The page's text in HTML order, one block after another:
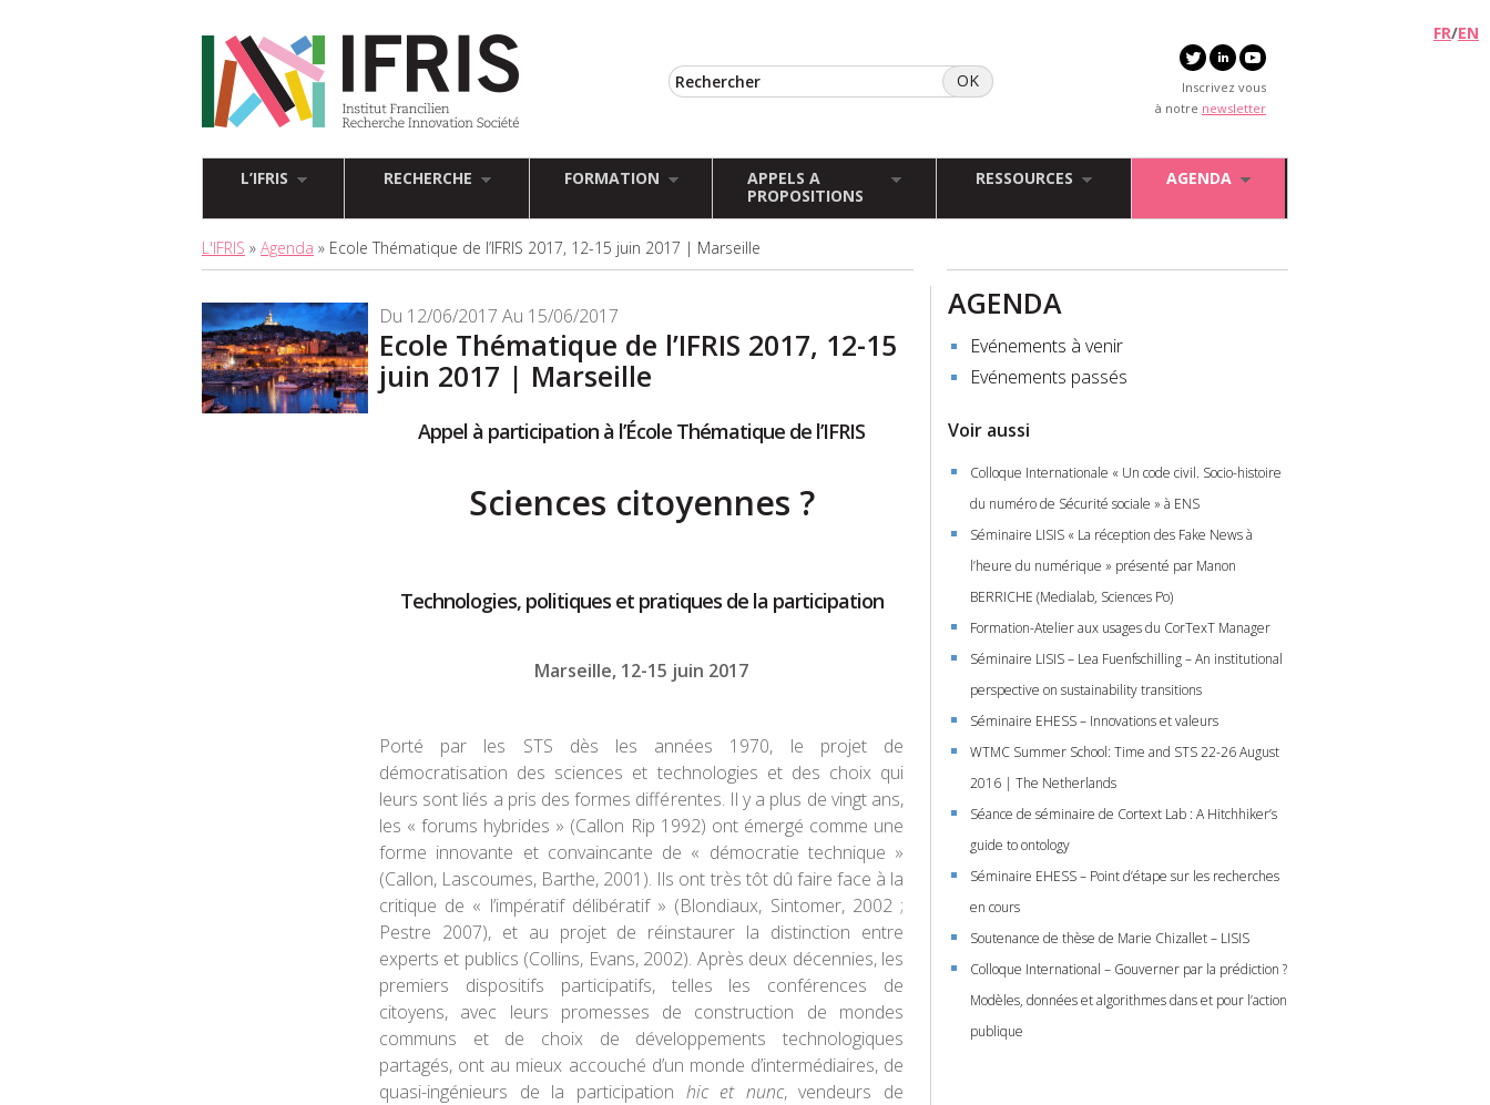
Inscrivez vous
à notre newsletter
FR/EN
L’IFRIS RECHERCHE FORMATION
APPELS A
PROPOSITIONS
RESSOURCES AGENDA
L'IFRIS » Agenda » Ecole Thématique de l’IFRIS 2017, 12-15 juin 2017 | Marseille
Du 12/06/2017 Au 15/06/2017
Ecole Thématique de l’IFRIS 2017, 12-15
juin 2017 | Marseille
Appel à participation à l’École Thématique de l’IFRIS
Sciences citoyennes ?
Technologies, politiques et pratiques de la participation
Marseille, 12-15 juin 2017
Porté par les STS dès les années 1970, le projet de
démocratisation des sciences et technologies et des choix qui
leurs sont liés a pris des formes différentes. Il y a plus de vingt ans,
les « forums hybrides » (Callon Rip 1992) ont émergé comme une
forme innovante et convaincante de « démocratie technique »
(Callon, Lascoumes, Barthe, 2001). Ils ont très tôt dû faire face à la
critique de « l’impératif délibératif » (Blondiaux, Sintomer, 2002 ;
Pestre 2007), et au projet de réinstaurer la distinction entre
experts et publics (Collins, Evans, 2002). Après deux décennies, les
premiers dispositifs participatifs, telles les conférences de
citoyens, avec leurs promesses de construction de mondes
communs et de choix de développements technologiques
partagés, ont au mieux accouché d’un monde d’intermédiaires, de
quasi-ingénieurs de la participation hic et nunc, vendeurs de
AGENDA
Evénements à venir
Evénements passés
Voir aussi
Colloque Internationale « Un code civil. Socio-histoire
du numéro de Sécurité sociale » à ENS
Séminaire LISIS « La réception des Fake News à
l’heure du numérique » présenté par Manon
BERRICHE (Medialab, Sciences Po)
Formation-Atelier aux usages du CorTexT Manager
Séminaire LISIS – Lea Fuenfschilling – An institutional
perspective on sustainability transitions
Séminaire EHESS – Innovations et valeurs
WTMC Summer School: Time and STS 22-26 August
2016 | The Netherlands
Séance de séminaire de Cortext Lab : A Hitchhiker’s
guide to ontology
Séminaire EHESS – Point d’étape sur les recherches
en cours
Soutenance de thèse de Marie Chizallet – LISIS
Colloque International – Gouverner par la prédiction ?
Modèles, données et algorithmes dans et pour l’action
publique